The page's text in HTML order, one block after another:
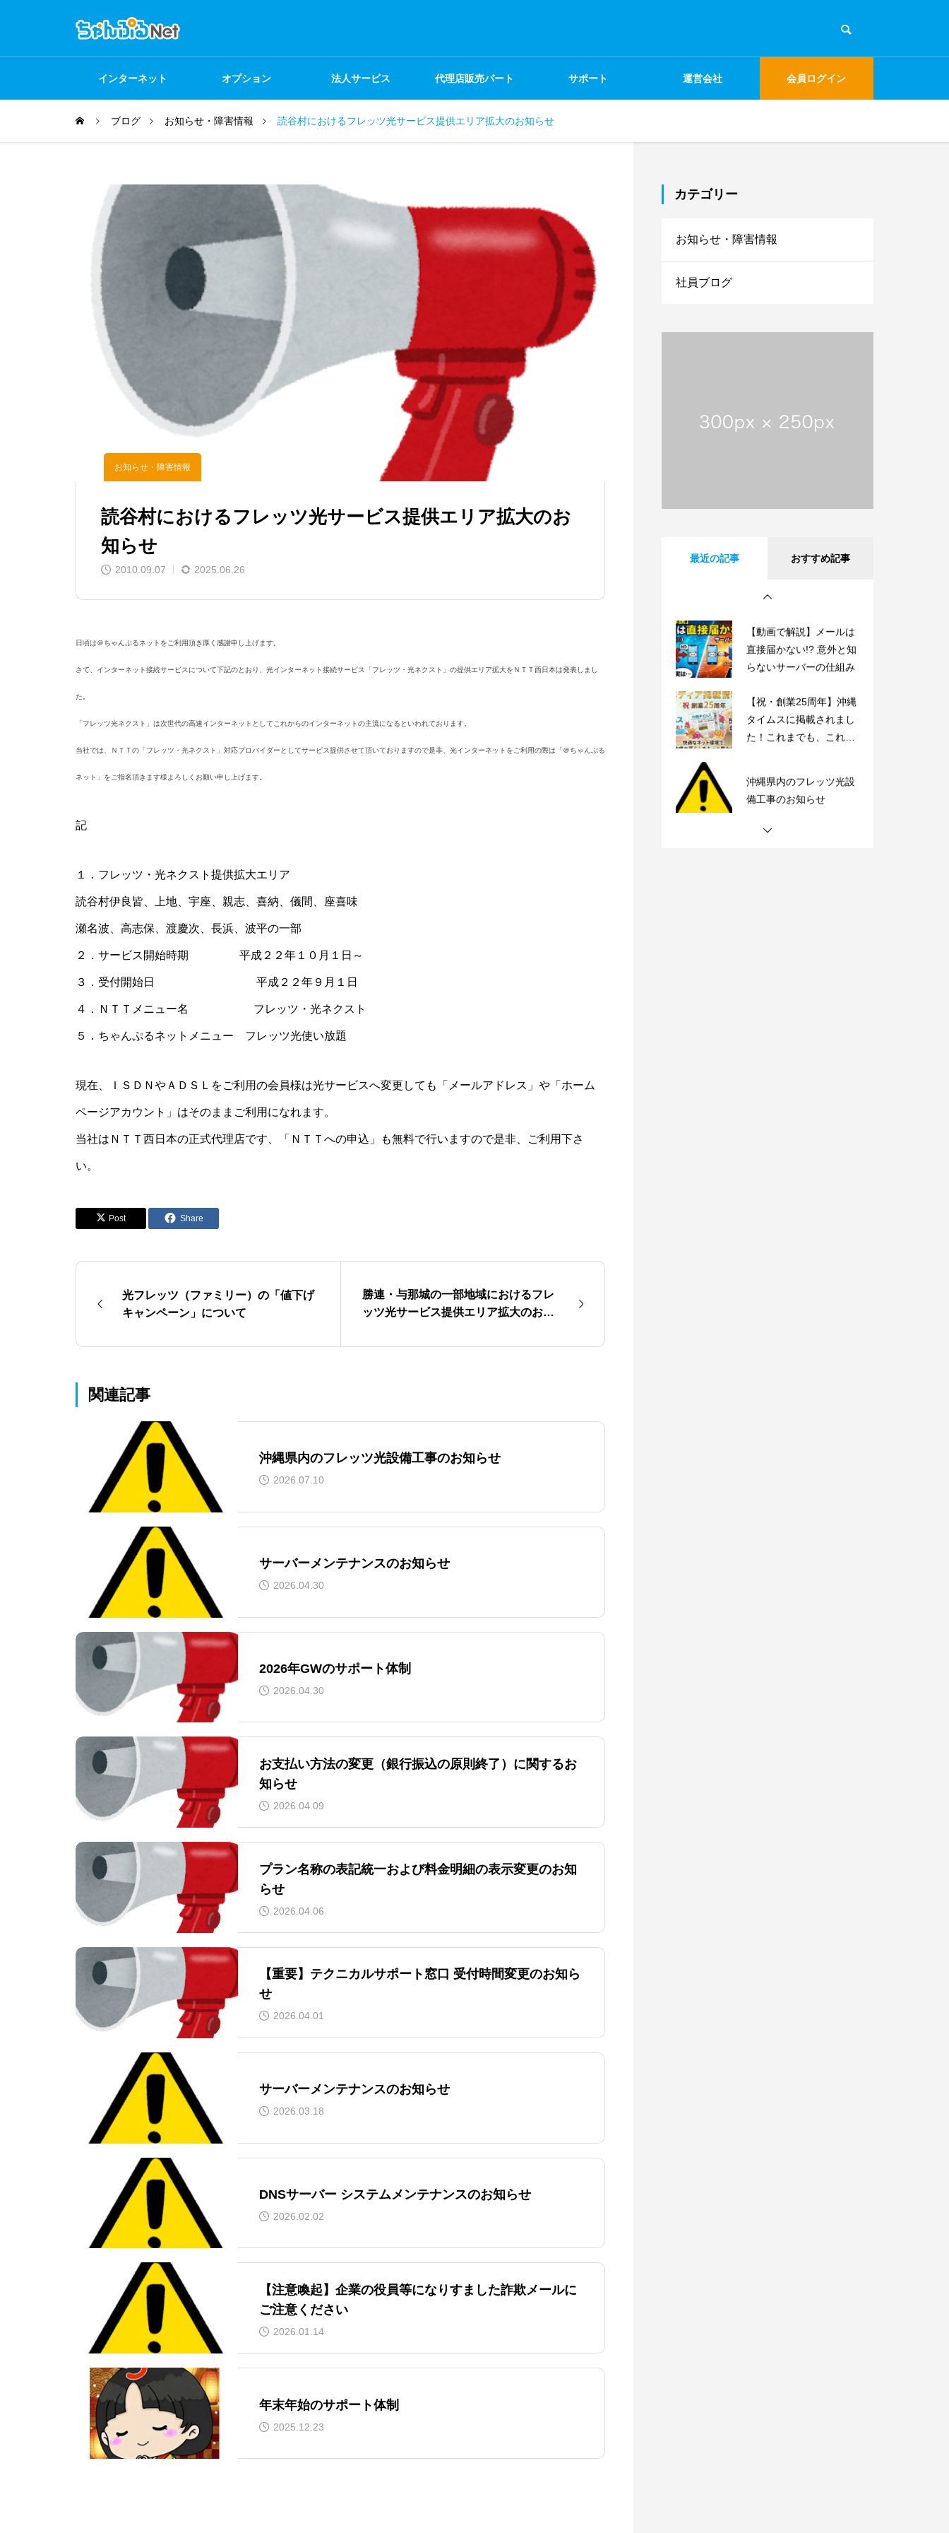
インターネット オプション 法人サービス 代理店販売パート
ナー
サポート 運営会社 会員ログイン
ブログ お知らせ・障害情報 読谷村におけるフレッツ光サービス提供エリア拡大のお知らせ
お知らせ・障害情報
読谷村におけるフレッツ光サービス提供エリア拡大のお
知らせ
2010.09.07 2025.06.26
日頃は＠ちゃんぷるネットをご利用頂き厚く感謝申し上げます。
さて、インターネット接続サービスについて下記のとおり、光インターネット接続サービス「フレッツ・光ネクスト」の提供エリア拡大をＮＴＴ西日本は発表しまし
た。
「フレッツ光ネクスト」は次世代の高速インターネットとしてこれからのインターネットの主流になるといわれております。
当社では、ＮＴＴの「フレッツ・光ネクスト」対応プロバイダーとしてサービス提供させて頂いておりますので是非、光インターネットをご利用の際は「＠ちゃんぷる
ネット」をご指名頂きます様よろしくお願い申し上げます。
記
１．フレッツ・光ネクスト提供拡大エリア
読谷村伊良皆、上地、宇座、親志、喜納、儀間、座喜味
瀬名波、高志保、渡慶次、長浜、波平の一部
２．サービス開始時期 平成２２年１０月１日～
３．受付開始日 平成２２年９月１日
４．ＮＴＴメニュー名 フレッツ・光ネクスト
５．ちゃんぷるネットメニュー フレッツ光使い放題
現在、ＩＳＤＮやＡＤＳＬをご利用の会員様は光サービスへ変更しても「メールアドレス」や「ホーム
ページアカウント」はそのままご利用になれます。
当社はＮＴＴ西日本の正式代理店です、「ＮＴＴへの申込」も無料で行いますので是非、ご利用下さ
い。
Post Share
光フレッツ（ファミリー）の「値下げ
キャンペーン」について
勝連・与那城の一部地域におけるフレ
ッツ光サービス提供エリア拡大のお知
関連記事
沖縄県内のフレッツ光設備工事のお知らせ
2026.07.10
サーバーメンテナンスのお知らせ
2026.04.30
2026年GWのサポート体制
2026.04.30
お支払い方法の変更（銀行振込の原則終了）に関するお
知らせ
2026.04.09
プラン名称の表記統一および料金明細の表示変更のお知
らせ
2026.04.06
【重要】テクニカルサポート窓口 受付時間変更のお知ら
せ
2026.04.01
サーバーメンテナンスのお知らせ
2026.03.18
DNSサーバー システムメンテナンスのお知らせ
2026.02.02
【注意喚起】企業の役員等になりすました詐欺メールに
ご注意ください
2026.01.14
年末年始のサポート体制
2025.12.23
カテゴリー
お知らせ・障害情報
社員ブログ
最近の記事 おすすめ記事
【祝・創業25周年】沖縄
タイムスに掲載されまし
備工事のお知らせ
【動画で解説】Outlook
【動画で解説】メールは
直接届かない!? 意外と知
らないサーバーの仕組み
【祝・創業25周年】沖縄
タイムスに掲載されまし
た！これまでも、これか
沖縄県内のフレッツ光設
備工事のお知らせ